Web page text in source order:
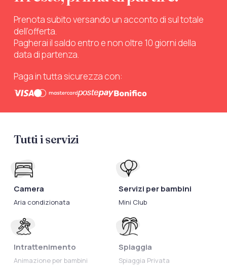
Prenota subito versando un acconto di sul totale
dell’offerta.
Pagherai il saldo entro e non oltre 10 giorni della
data di partenza.
Paga in tutta sicurezza con:
Tutti i servizi
Camera
Aria condizionata
Intrattenimento
Animazione per bambini
Servizi per bambini
Mini Club
Spiaggia
Spiaggia Privata